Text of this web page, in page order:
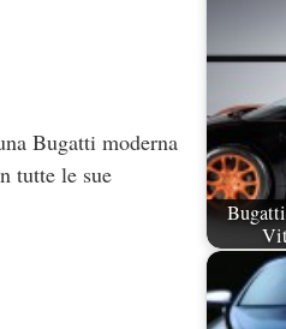
Bugatti moderna
tutte le sue